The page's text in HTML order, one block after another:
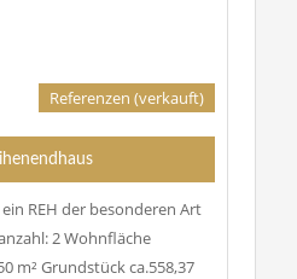
Referenzen (verkauft)
REH der besonderen Art
2 Wohnfläche
m² Grundstück ca.558,37